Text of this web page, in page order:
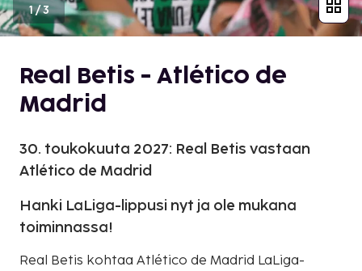
1/3
Real Betis - Atlético de
Madrid
30. toukokuuta 2027: Real Betis vastaan
Atlético de Madrid
Hanki LaLiga-lippusi nyt ja ole mukana
toiminnassa!
Real Betis kohtaa Atlético de Madrid LaLiga-